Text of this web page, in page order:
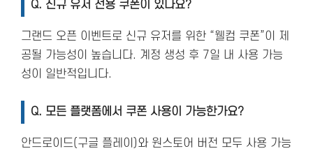
Q. 신규 유저 전용 쿠폰이 있나요?
그랜드 오픈 이벤트로 신규 유저를 위한 “웰컴 쿠폰”이 제
공될 가능성이 높습니다. 계정 생성 후 7일 내 사용 가능
성이 일반적입니다.
Q. 모든 플랫폼에서 쿠폰 사용이 가능한가요?
안드로이드(구글 플레이)와 원스토어 버전 모두 사용 가능